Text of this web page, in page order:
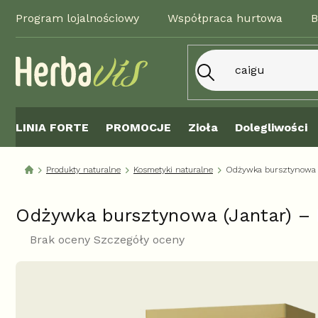
treści
Program lojalnościowy Współpraca hurtowa
LINIA FORTE PROMOCJE Zioła Dolegliwości
Produkty naturalne Kosmetyki naturalne Odżywka
Odżywka bursztynowa (Jantar)
Średnia
Brak oceny Szczegóły oceny